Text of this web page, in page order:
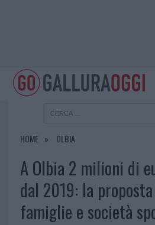
HOME OLBIA
A Olbia 2 milioni di
dal 2019: la
famiglie e società